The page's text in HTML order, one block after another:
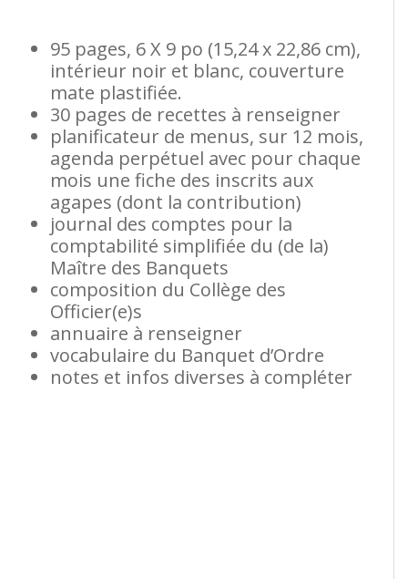
95 pages, 6 X 9 po (15,24 x 22,86 cm),
intérieur noir et blanc, couverture
mate plastifiée.
30 pages de recettes à renseigner
planificateur de menus, sur 12 mois,
agenda perpétuel avec pour chaque
mois une fiche des inscrits aux
agapes (dont la contribution)
journal des comptes pour la
comptabilité simplifiée du (de la)
Maître des Banquets
composition du Collège des
Officier(e)s
annuaire à renseigner
vocabulaire du Banquet d’Ordre
notes et infos diverses à compléter